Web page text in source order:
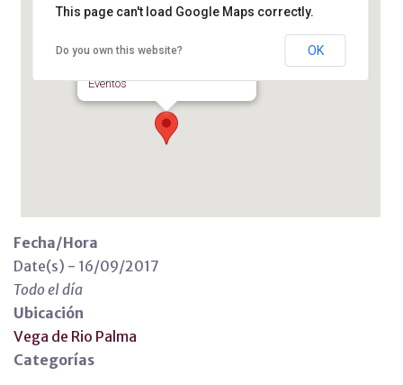
Vega de Rio Palma
Eventos
This page can't load Google Maps correctly.
Do you own this website? OK
Fecha/Hora
Date(s) - 16/09/2017
Todo el día
Ubicación
Vega de Rio Palma
Categorías